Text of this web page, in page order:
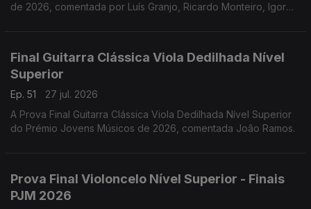
de 2026, comentada por Luís Granjo, Ricardo Monteiro, Igor
Final Guitarra Clássica Viola Dedilhada Nível
Superior
Ep. 51
27 jul. 2026
A Prova Final Guitarra Clássica Viola Dedilhada Nível Superior
do Prémio Jovens Músicos de 2026, comentada João Ramos.
Prova Final Violoncelo Nível Superior - Finais
PJM 2026